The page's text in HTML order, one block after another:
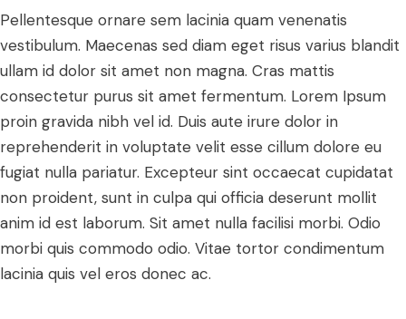
Pellentesque ornare sem lacinia quam venenatis
vestibulum. Maecenas sed diam eget risus varius blandit
ullam id dolor sit amet non magna. Cras mattis
consectetur purus sit amet fermentum. Lorem Ipsum
proin gravida nibh vel id. Duis aute irure dolor in
reprehenderit in voluptate velit esse cillum dolore eu
fugiat nulla pariatur. Excepteur sint occaecat cupidatat
non proident, sunt in culpa qui officia deserunt mollit
anim id est laborum. Sit amet nulla facilisi morbi. Odio
morbi quis commodo odio. Vitae tortor condimentum
lacinia quis vel eros donec ac.